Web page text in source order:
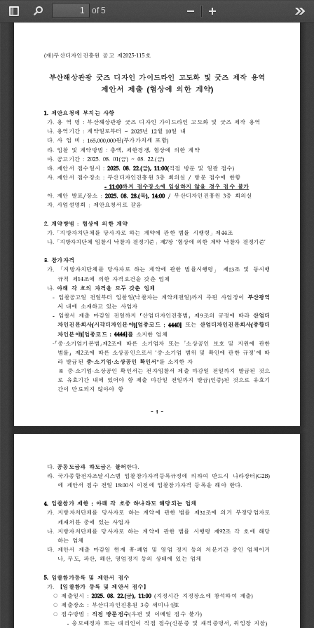
Toggle
Find
of 5
Zoom
1
(재 )부산디자인진흥원 공고 제2025-115호
부산해상관광 굿즈 디자인 가이드라인 고도화 및 굿즈 제작 용역
제안서 제출 (협상에 의한 계약)
1. 제안요청에 부치는 사항
가
용 역 명 : 부산해상관광 굿즈 디자인 가이드라인 고도화 및 굿즈 제작
용역
나
용역기간 : 계약일로부터 ~ 2025년 12월 10일 내
다
사 업 비 : 165,000,000원 (부가가치세 포함)
라
입찰 및 계약방법 : 총액 제한경쟁 협상에 의한 계약
마
공고기간 : 2025. 08. 01(금) ~ 08. 22.( 금)
바
제안서 접수일시 : 2025. 08. 22.(금), 11:00( 직접 방문 및 일괄 접수)
사
제안서 접수장소 : 부산디자인진흥원 3층 회의실 / 방문 접수에
한함
- 11:00까지 접수장소에 입실하지 않을 경우 접수 불가
아
제안 발표 / 장소 : 2025. 08. 28.(목), 14:00 / 부산디자인진흥원 3층 회의실
자
사업설명회 : 제안요청서로 갈음
2. 계약방법 : 협상에 의한 계약
가
「지방자치단체를 당사자로 하는 계약에 관한 법률 시행령 제 44조
나
「지방자치단체 입찰시 낙찰자 결정기준 」 제7장 ‘협상에 의한 계약 낙찰자 결정기준’
3. 참가자격
가
「지방자치단체를 당사자로 하는 계약에 관한 법률시행령 」 제13조 및
동시행
규칙
제14 조에 의한 자격요건을 갖춘 업체
나
아래 각 호의 자격을 모두 갖춘
업체
입찰공고일 전일부터 입찰일(낙찰자는 계약체결일 )까지 주된 사업장이
부산광역
시 내에 소재하고 있는 사업자
입찰서 제출 마감일 전일까지 산업디자인진흥법 제9조의 규정에 따라 산업디
자인전문회사(시각디자인분야)[업종코드 : 4440] 또는 산업디자인전문회사(종합디
자인분야)[업종코드 : 4444]를 소지한 업체
중· 소기업기본법 제2조에 따른 소기업자 또는 소상공인 보호 및 지원에
관한
법률
제2조에 따른 소상공인으로서 ‘ 중· 소기업 범위 및 확인에 관한 규정’ 에
따
라 발급된 중·소기업·소상공인 확인서*를 소지한 자
※ 중· 소기업 ·소상공인 확인서는 전자입찰서 제출 마감일 전일까지 발급된 것으
로 유효기간 내에 있어야 함 제출 마감일 전일까지 발급(인증)된 것으로 유효기
간이 만료되지 않아야 함
다 공동도급과 하도급은 불허 한다
라
국가종합전자조달시스템 입찰참가자격등록규정에 의하여 반드시 나라장터 (G2B)
에
제안서 접수 전일 18:00시 이전에 입찰참가자격 등록을 해야 한다
4. 입찰참가 제한 : 아래 각 호중 하나라도 해당되는 업체
가
지방자치단체를 당사자로 하는 계약에 관한 법률 제31 조에 의거
부정당업자로
제재처분 중에 있는 사업자
나
지방자치단체를 당사자로 하는 계약에 관한 법률 시행령 제92조 각 호에
해당
하는
업체
다
제안서 제출 마감일 현재 휴· 폐업 및 영업 정지 등의 처분기간 중인
업체이거
나
부도 파산 해산 영업정지 등의 상태에 있는 업체
5. 입찰참가등록 및 제안서 접수
가
【입찰참가 등록 및 제안서 접수】
○ 제출일시 : 2025. 08. 22.(금), 11:00 (지정시간 지정장소에 참석하여 제출)
○ 제출장소 : 부산디자인진흥원 3층 세미나실E
○ 접수방법 : 직접 방문접수(우편 및 이메일 접수 불가)
응모예정자 또는 대리인이 직접 접수(신분증 및 재직증명서 위임장 지참)